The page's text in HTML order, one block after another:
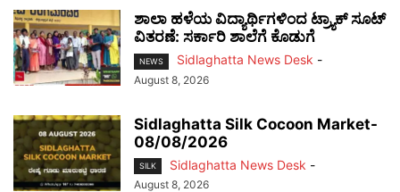
ಶಾಲಾ ಹಳೆಯ ವಿದ್ಯಾರ್ಥಿಗಳಿಂದ ಟ್ರ್ಯಾಕ್‌ ಸೂಟ್
ವಿತರಣೆ: ಸರ್ಕಾರಿ ಶಾಲೆಗೆ ಕೊಡುಗೆ
NEWS Sidlaghatta News Desk -
August 8, 2026
Sidlaghatta Silk Cocoon Market-
08/08/2026
SILK Sidlaghatta News Desk -
August 8, 2026